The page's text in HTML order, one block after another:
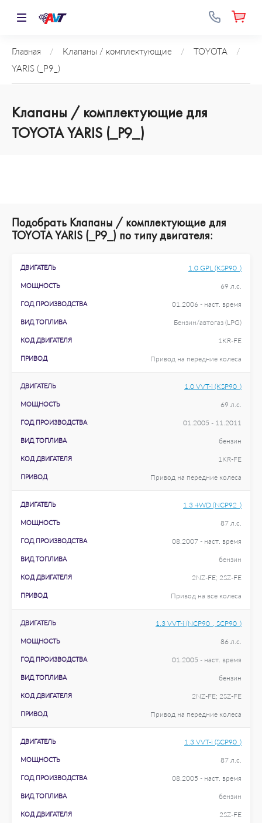
Главная / Клапаны / комплектующие / TOYOTA
/
YARIS (_P9_)
Клапаны / комплектующие для
TOYOTA YARIS (_P9_)
Подобрать Клапаны / комплектующие для
TOYOTA YARIS (_P9_) по типу двигателя:
ДВИГАТЕЛЬ 1.0 GPL (KSP90_)
МОЩНОСТЬ 69 л.с.
ГОД ПРОИЗВОДСТВА 01.2006 - наст. время
ВИД ТОПЛИВА Бензин/автогаз (LPG)
КОД ДВИГАТЕЛЯ 1KR-FE
ПРИВОД Привод на передние колеса
ДВИГАТЕЛЬ 1.0 VVT-i (KSP90_)
МОЩНОСТЬ 69 л.с.
ГОД ПРОИЗВОДСТВА 01.2005 - 11.2011
ВИД ТОПЛИВА бензин
КОД ДВИГАТЕЛЯ 1KR-FE
ПРИВОД Привод на передние колеса
ДВИГАТЕЛЬ 1.3 4WD (NCP92_)
МОЩНОСТЬ 87 л.с.
ГОД ПРОИЗВОДСТВА 08.2007 - наст. время
ВИД ТОПЛИВА бензин
КОД ДВИГАТЕЛЯ 2NZ-FE; 2SZ-FE
ПРИВОД Привод на все колеса
ДВИГАТЕЛЬ 1.3 VVT-i (NCP90_, SCP90_)
МОЩНОСТЬ 86 л.с.
ГОД ПРОИЗВОДСТВА 01.2005 - наст. время
ВИД ТОПЛИВА бензин
КОД ДВИГАТЕЛЯ 2NZ-FE; 2SZ-FE
ПРИВОД Привод на передние колеса
ДВИГАТЕЛЬ 1.3 VVT-i (SCP90_)
МОЩНОСТЬ 87 л.с.
ГОД ПРОИЗВОДСТВА 08.2005 - наст. время
ВИД ТОПЛИВА бензин
КОД ДВИГАТЕЛЯ 2SZ-FE